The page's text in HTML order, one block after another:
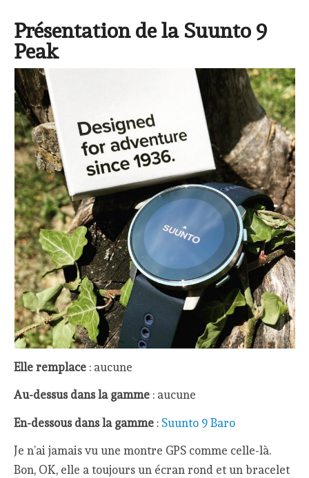
Présentation de la Suunto 9
Peak
Elle remplace : aucune
Au-dessus dans la gamme : aucune
En-dessous dans la gamme : Suunto 9 Baro
Je n’ai jamais vu une montre GPS comme celle-là.
Bon, OK, elle a toujours un écran rond et un bracelet